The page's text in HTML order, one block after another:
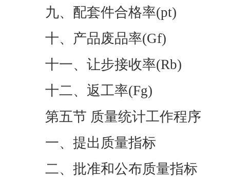
九、配套件合格率(pt)
十、产品废品率(Gf)
十一、让步接收率(Rb)
十二、返工率(Fg)
第五节 质量统计工作程序
一、提出质量指标
二、批准和公布质量指标